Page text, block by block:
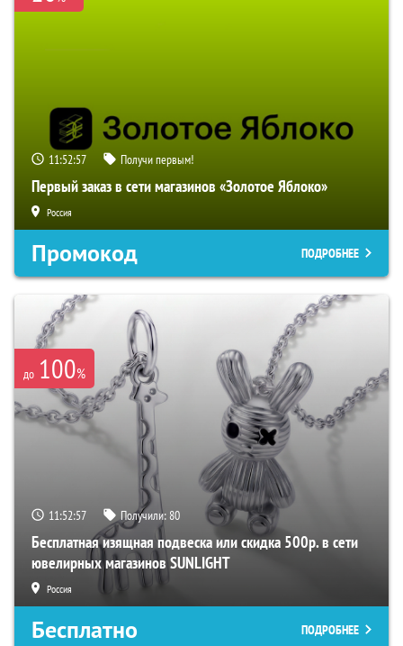
11:52:57 Получи первым!
Первый заказ в сети магазинов «Золотое Яблоко»
Россия
Промокод ПОДРОБНЕЕ
до 100%
11:52:57 Получили:80
Бесплатная изящная подвеска или скидка 500р. в сети
ювелирных магазинов SUNLIGHT
Россия
Бесплатно ПОДРОБНЕЕ